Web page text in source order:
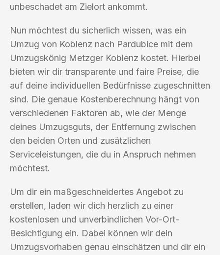
unbeschadet am Zielort ankommt.
Nun möchtest du sicherlich wissen, was ein
Umzug von Koblenz nach Pardubice mit dem
Umzugskönig Metzger Koblenz kostet. Hierbei
bieten wir dir transparente und faire Preise, die
auf deine individuellen Bedürfnisse zugeschnitten
sind. Die genaue Kostenberechnung hängt von
verschiedenen Faktoren ab, wie der Menge
deines Umzugsguts, der Entfernung zwischen
den beiden Orten und zusätzlichen
Serviceleistungen, die du in Anspruch nehmen
möchtest.
Um dir ein maßgeschneidertes Angebot zu
erstellen, laden wir dich herzlich zu einer
kostenlosen und unverbindlichen Vor-Ort-
Besichtigung ein. Dabei können wir dein
Umzugsvorhaben genau einschätzen und dir ein